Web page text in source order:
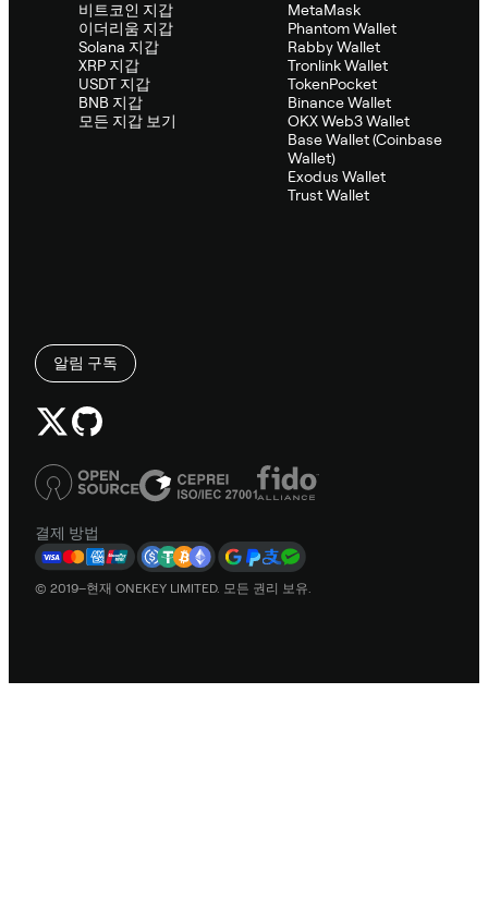
비트코인 지갑
이더리움 지갑
Solana 지갑
XRP 지갑
USDT 지갑
BNB 지갑
모든 지갑 보기
MetaMask
Phantom Wallet
Rabby Wallet
Tronlink Wallet
TokenPocket
Binance Wallet
OKX Web3 Wallet
Base Wallet (Coinbase
Wallet)
Exodus Wallet
Trust Wallet
알림 구독
결제 방법
© 2019–현재 ONEKEY LIMITED. 모든 권리 보유.